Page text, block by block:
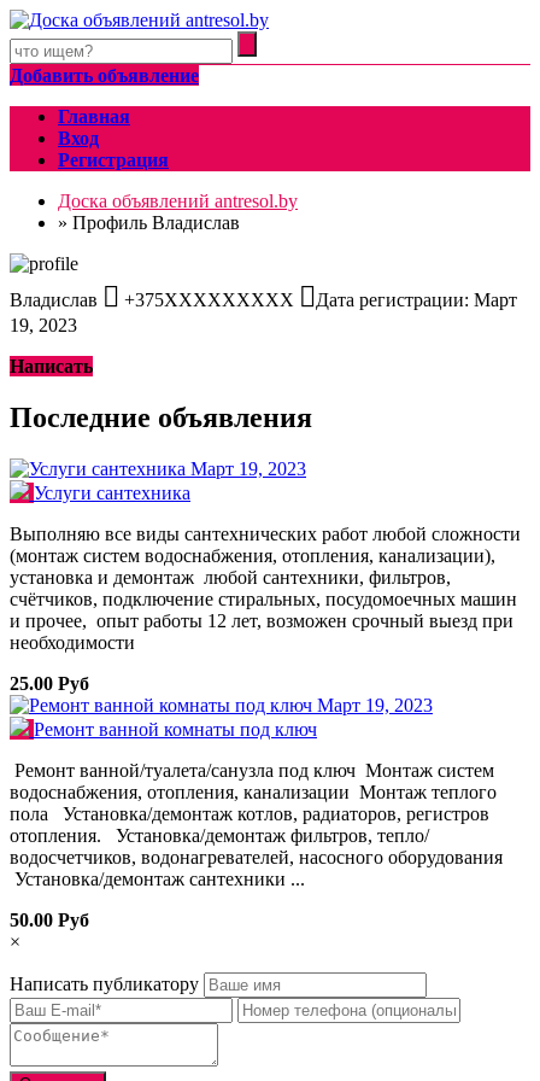
Добавить объявление
Главная
Вход
Регистрация
Доска объявлений antresol.by
» Профиль Владислав
Владислав +375XXXXXXXXX
Дата регистрации: Март
19, 2023
Написать
Последние объявления
Март 19, 2023
Услуги сантехника
Выполняю все виды сантехнических работ любой сложности
(монтаж систем водоснабжения, отопления, канализации),
установка и демонтаж любой сантехники, фильтров,
счётчиков, подключение стиральных, посудомоечных машин
и прочее, опыт работы 12 лет, возможен срочный выезд при
необходимости
25.00 Руб
Март 19, 2023
Ремонт ванной комнаты под ключ
Ремонт ванной/туалета/санузла под ключ Монтаж систем
водоснабжения, отопления, канализации Монтаж теплого
пола Установка/демонтаж котлов, радиаторов, регистров
отопления. Установка/демонтаж фильтров, тепло/
водосчетчиков, водонагревателей, насосного оборудования
Установка/демонтаж сантехники ...
50.00 Руб
×
Написать публикатору